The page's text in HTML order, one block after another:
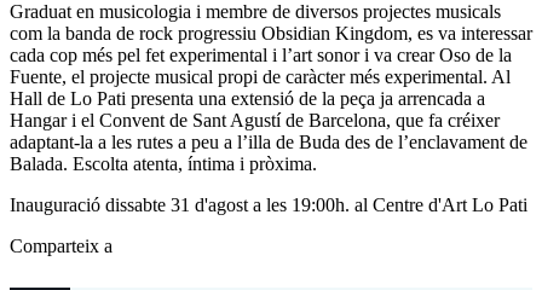
Graduat en musicologia i membre de diversos projectes musicals
com la banda de rock progressiu Obsidian Kingdom, es va interessar
cada cop més pel fet experimental i l’art sonor i va crear Oso de la
Fuente, el projecte musical propi de caràcter més experimental. Al
Hall de Lo Pati presenta una extensió de la peça ja arrencada a
Hangar i el Convent de Sant Agustí de Barcelona, que fa créixer
adaptant-la a les rutes a peu a l’illa de Buda des de l’enclavament de
Balada. Escolta atenta, íntima i pròxima.
Inauguració dissabte 31 d'agost a les 19:00h. al Centre d'Art Lo Pati
Comparteix a